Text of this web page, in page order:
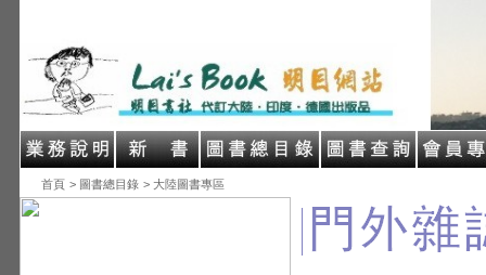
首頁 > 圖書總目錄 > 大陸圖書專區